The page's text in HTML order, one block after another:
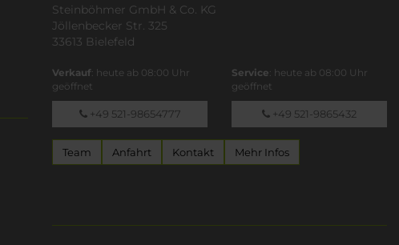
Steinböhmer GmbH & Co. KG
Jöllenbecker Str. 325
33613 Bielefeld
Verkauf: heute ab 08:00 Uhr
geöffnet
+49 521-98654777
Service: heute ab 08:00 Uhr
geöffnet
+49 521-9865432
Team Anfahrt Kontakt Mehr Infos